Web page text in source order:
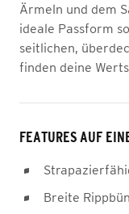
Ärmeln und dem
ideale Passform
seitlichen,
finden deine
FEATURES AUF
Breite